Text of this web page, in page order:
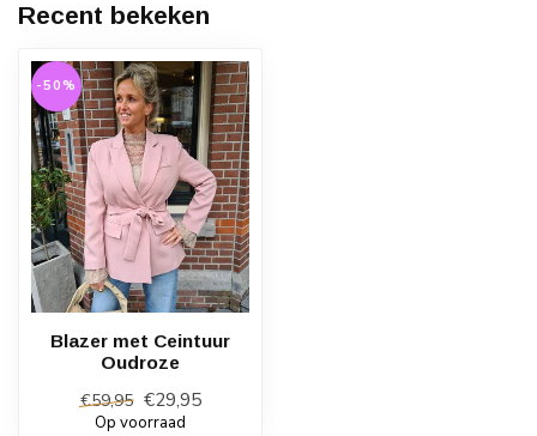
Recent bekeken
-50%
Blazer met Ceintuur
Oudroze
€59,95 €29,95
Op voorraad